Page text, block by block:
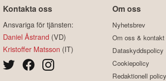
Kontakta oss
Ansvariga för tjänsten:
Daniel Åstrand (VD)
Kristoffer Matsson (IT)
Om oss
Nyhetsbrev
Om oss & kontakt
Dataskyddspolicy
Cookiepolicy
Redaktionell policy